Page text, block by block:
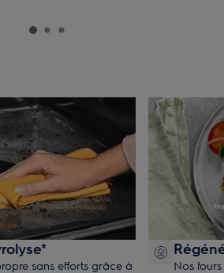
sans efforts grâce à
Nos